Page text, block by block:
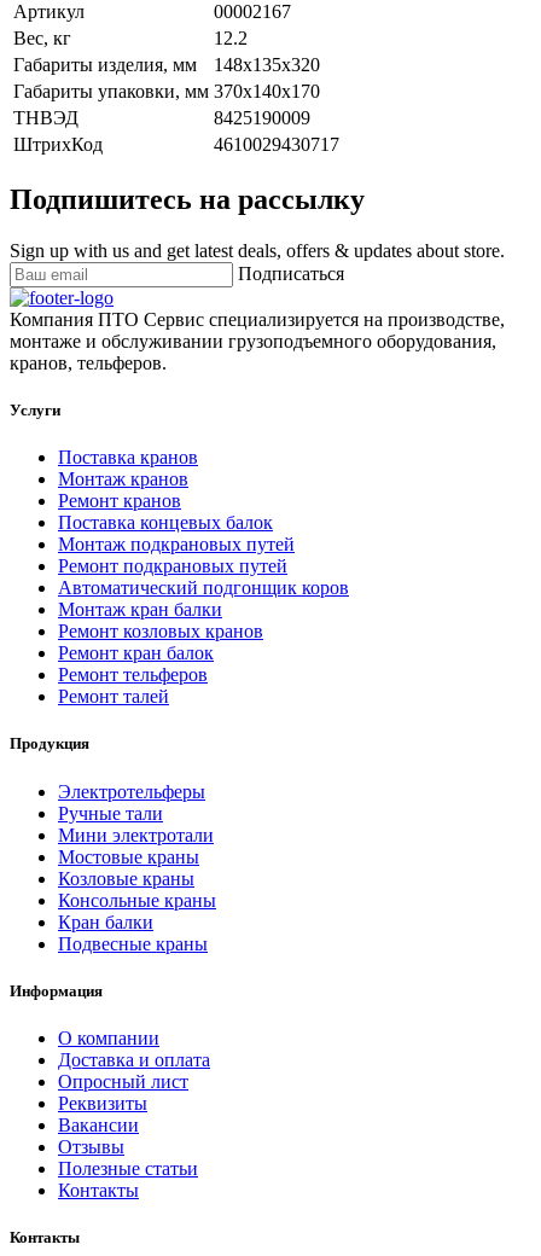
Артикул
00002167
Вес, кг
12.2
Габариты изделия, мм
148х135х320
Габариты упаковки, мм 370х140х170
ТНВЭД
8425190009
ШтрихКод
4610029430717
Подпишитесь на рассылку
Sign up with us and get latest deals, offers & updates about store.
Подписаться
Компания ПТО Сервис специализируется на производстве,
монтаже и обслуживании грузоподъемного оборудования,
кранов, тельферов.
Услуги
Поставка кранов
Монтаж кранов
Ремонт кранов
Поставка концевых балок
Монтаж подкрановых путей
Ремонт подкрановых путей
Автоматический подгонщик коров
Монтаж кран балки
Ремонт козловых кранов
Ремонт кран балок
Ремонт тельферов
Ремонт талей
Продукция
Электротельферы
Ручные тали
Мини электротали
Мостовые краны
Козловые краны
Консольные краны
Кран балки
Подвесные краны
Информация
О компании
Доставка и оплата
Опросный лист
Реквизиты
Вакансии
Отзывы
Полезные статьи
Контакты
Контакты